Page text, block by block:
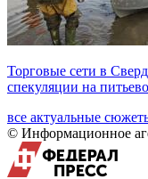
Торговые сети в
спекуляции на
все актуальные
© Информационное